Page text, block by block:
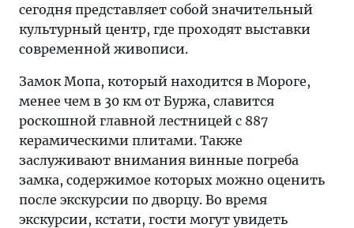
сегодня представляет собой значительный
культурный центр, где проходят выставки
современной живописи.
Замок Мопа, который находится в Мороге,
менее чем в 30 км от Буржа, славится
роскошной главной лестницей с 887
керамическими плитами. Также
заслуживают внимания винные погреба
замка, содержимое которых можно оценить
после экскурсии по дворцу. Во время
экскурсии, кстати, гости могут увидеть